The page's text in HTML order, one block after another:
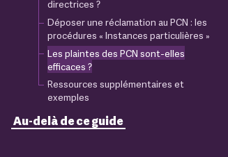
directrices ?
Déposer une réclamation au PCN : les
procédures « Instances particulières »
Les plaintes des PCN sont-elles
efficaces ?
Ressources supplémentaires et
exemples
Au-delà de ce guide